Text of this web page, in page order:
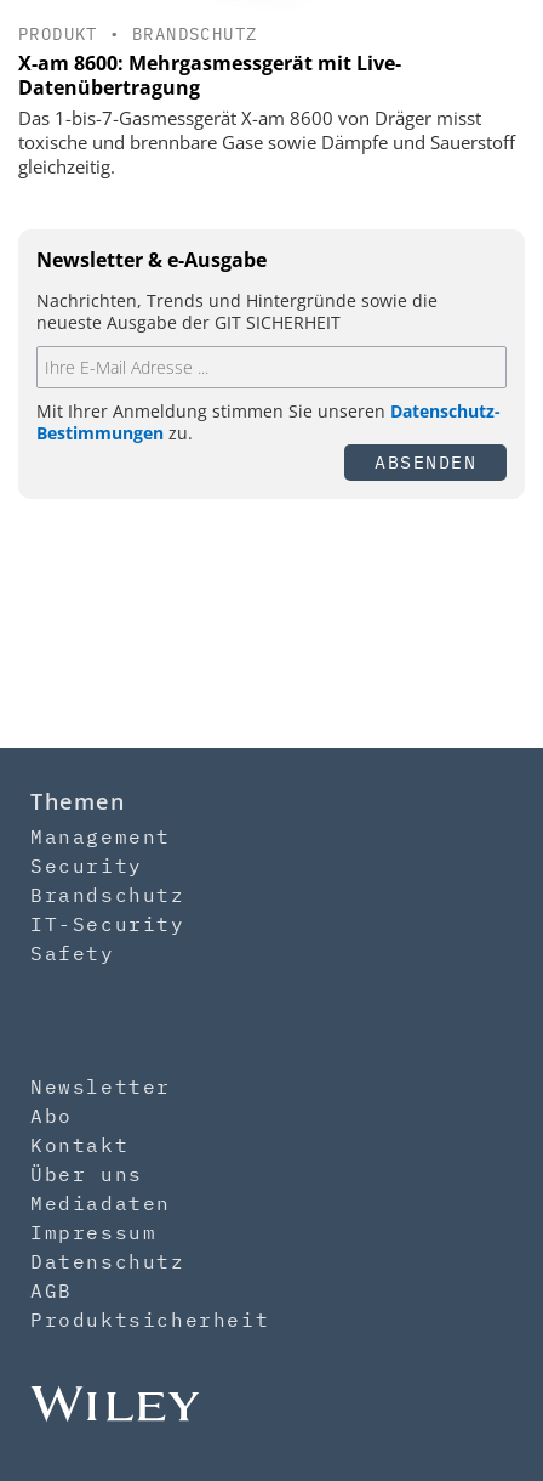
PRODUKT • BRANDSCHUTZ
X-am 8600: Mehrgasmessgerät mit Live-
Datenübertragung
Das 1-bis-7-Gasmessgerät X-am 8600 von Dräger misst
toxische und brennbare Gase sowie Dämpfe und Sauerstoff
gleichzeitig.
Newsletter & e-Ausgabe
Nachrichten, Trends und Hintergründe sowie die
neueste Ausgabe der GIT SICHERHEIT
Mit Ihrer Anmeldung stimmen Sie unseren Datenschutz-
Bestimmungen zu.
ABSENDEN
Themen
Management
Security
Brandschutz
IT-Security
Safety
Newsletter
Abo
Kontakt
Über uns
Mediadaten
Impressum
Datenschutz
AGB
Produktsicherheit